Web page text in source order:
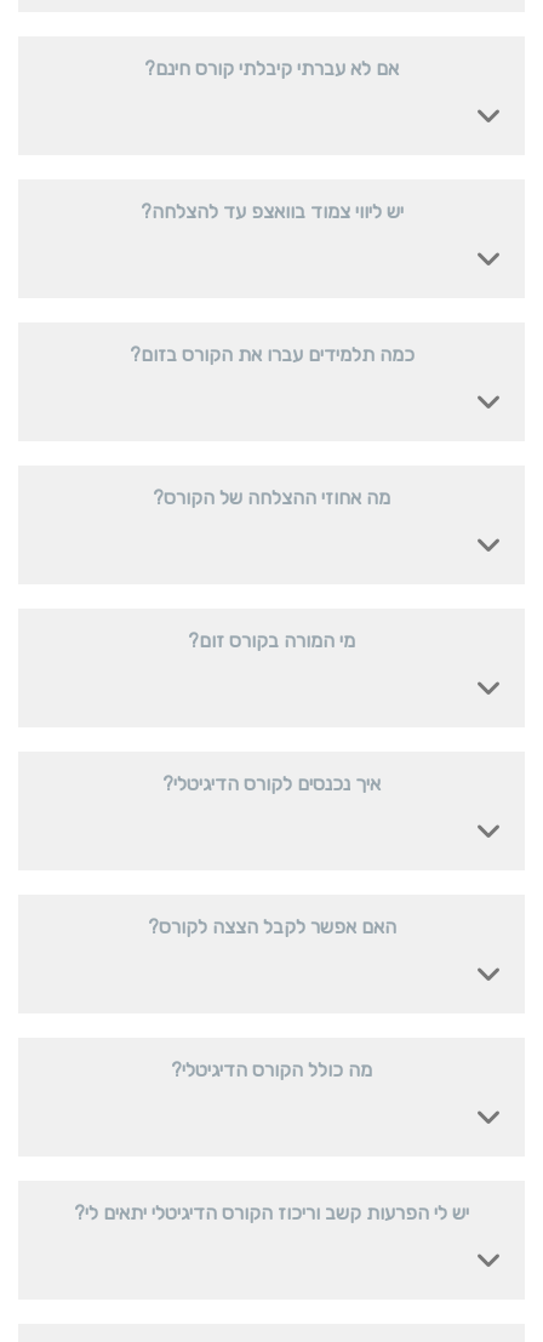
אם לא עברתי קיבלתי קורס חינם?
יש ליווי צמוד בוואצפ עד להצלחה?
כמה תלמידים עברו את הקורס בזום?
מה אחוזי ההצלחה של הקורס?
מי המורה בקורס זום?
איך נכנסים לקורס הדיגיטלי?
האם אפשר לקבל הצצה לקורס?
מה כולל הקורס הדיגיטלי?
יש לי הפרעות קשב וריכוז הקורס הדיגיטלי יתאים לי?